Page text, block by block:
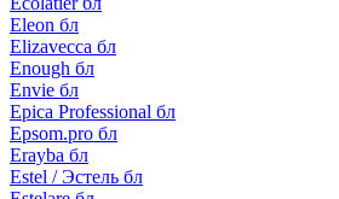
Eleon бл
Elizavecca бл
Enough бл
Envie бл
Epica Professional бл
Epsom.pro бл
Erayba бл
Estel / Эстель бл